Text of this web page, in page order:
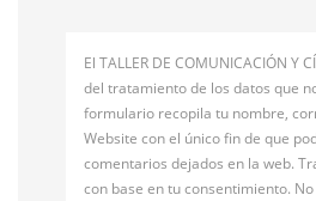
El TALLER DE COMUNICACIÓN Y
del tratamiento de los datos que
formulario recopila tu nombre,
Website con el único fin de que
comentarios dejados en la web.
con base en tu consentimiento.